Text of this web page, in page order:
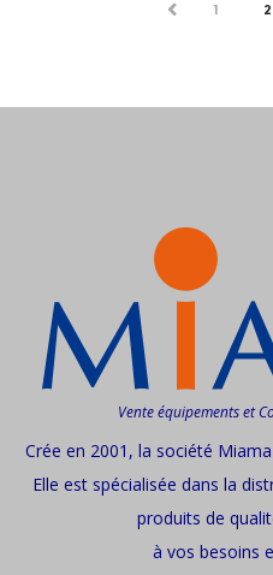
PREV1 2
Vente équipements et
Crée en 2001, la société
Elle est spécialisée dans la
produits de
à vos besoins